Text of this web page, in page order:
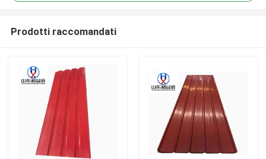
Casa
Prodotti raccomandati